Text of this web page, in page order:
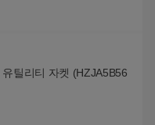
자켓 (HZJA5B56